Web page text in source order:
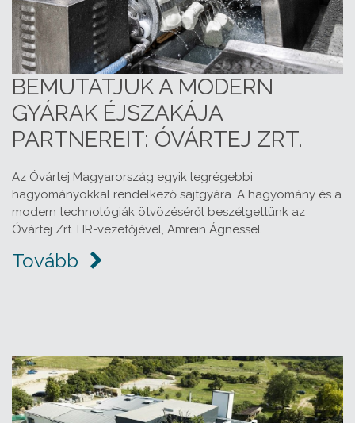
BEMUTATJUK A MODERN
GYÁRAK ÉJSZAKÁJA
PARTNEREIT: ÓVÁRTEJ ZRT.
Az Óvártej Magyarország egyik legrégebbi
hagyományokkal rendelkező sajtgyára. A hagyomány és a
modern technológiák ötvözéséről beszélgettünk az
Óvártej Zrt. HR-vezetőjével, Amrein Ágnessel.
Tovább